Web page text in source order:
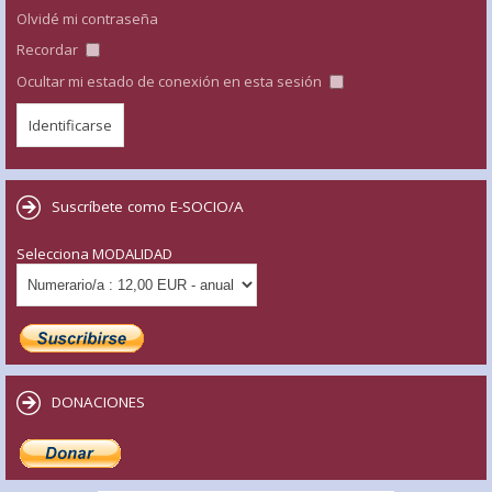
Olvidé mi contraseña
Recordar
Ocultar mi estado de conexión en esta sesión
Suscríbete como E-SOCIO/A
Selecciona MODALIDAD
DONACIONES